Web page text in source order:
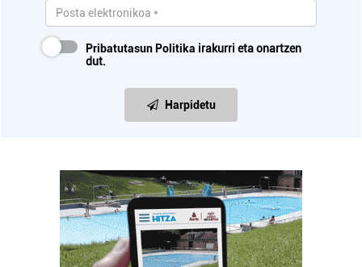
Pribatutasun Politika irakurri eta onartzen
dut.
Harpidetu